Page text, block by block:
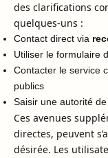
des clarifications
quelques-uns :
Contact direct via
Utiliser le formulaire
Contacter le service
publics
Saisir une autorité
Ces avenues
directes, peuvent
désirée. Les